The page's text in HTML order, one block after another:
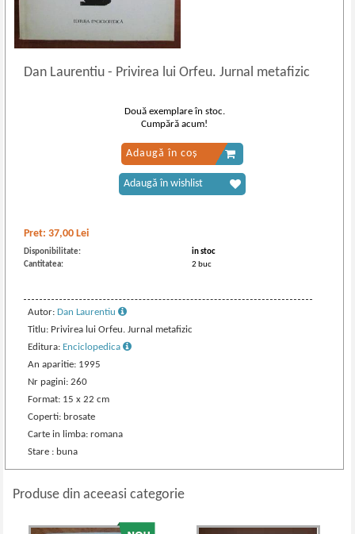
Dan Laurentiu- Privirea lui Orfeu. Jurnal metafizic
Pret:37,00 Lei
Disponibilitate:
in stoc
Cantitatea:
2 buc
Autor:Dan Laurentiu
Titlu: Privirea lui Orfeu. Jurnal metafizic
Editura: Enciclopedica
An aparitie: 1995
Nr pagini: 260
Format: 15 x 22 cm
Coperti: brosate
Carte in limba: romana
Stare : buna
Două exemplare în stoc.
Cumpără acum!
Adaugă în coș
Adaugă în wishlist
Produse din aceeasi categorie